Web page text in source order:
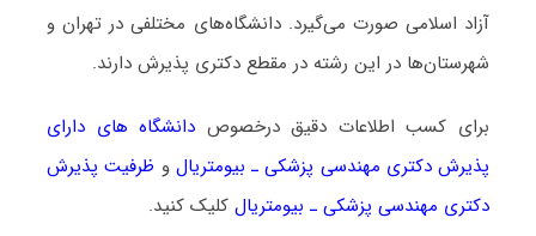
آزاد اسلامی صورت می‌گیرد. دانشگاه‌های مختلفی در تهران و
شهرستان‌ها در این رشته در مقطع دکتری پذیرش دارند.
برای کسب اطلاعات دقیق درخصوص دانشگاه های دارای
پذیرش دکتری ﻣﻬﻨﺪسی پزشکی ـ بیومتریال و ظرفیت پذیرش
دکتری ﻣﻬﻨﺪسی پزشکی ـ بیومتریالکلیک کنید.